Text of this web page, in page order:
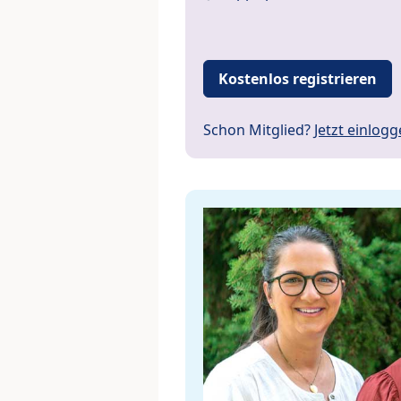
Kostenlos registrieren
Schon Mitglied? Jetzt